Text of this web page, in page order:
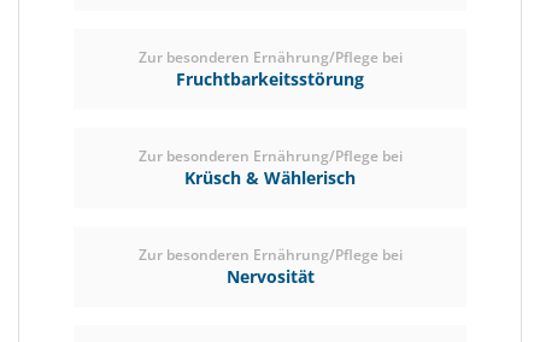
Zur besonderen Ernährung/Pflege bei
Fruchtbarkeitsstörung
Zur besonderen Ernährung/Pflege bei
Krüsch & Wählerisch
Zur besonderen Ernährung/Pflege bei
Nervosität